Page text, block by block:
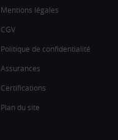
Mentions légales
CGV
Politique de confidentialité
Assurances
Certifications
Plan du site